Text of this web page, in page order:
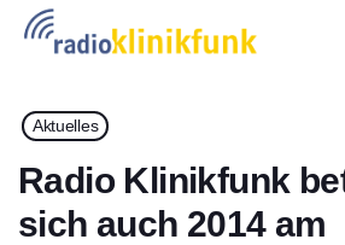
Aktuelles
Radio Klinikfunk
sich auch 2014 am